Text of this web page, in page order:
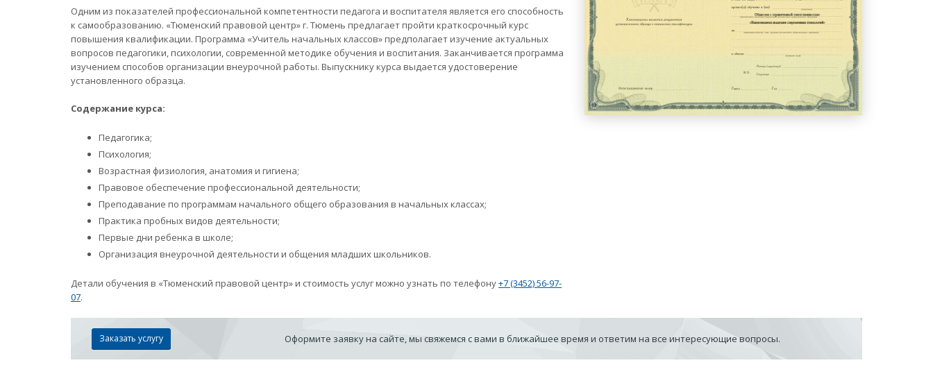
Одним из показателей профессиональной компетентности педагога и воспитателя является его способность
к самообразованию. «Тюменский правовой центр» г. Тюмень предлагает пройти краткосрочный курс
повышения квалификации. Программа «Учитель начальных классов» предполагает изучение актуальных
вопросов педагогики, психологии, современной методике обучения и воспитания. Заканчивается программа
изучением способов организации внеурочной работы. Выпускнику курса выдается удостоверение
установленного образца.
Содержание курса:
Педагогика;
Психология;
Возрастная физиология, анатомия и гигиена;
Правовое обеспечение профессиональной деятельности;
Преподавание по программам начального общего образования в начальных классах;
Практика пробных видов деятельности;
Первые дни ребенка в школе;
Организация внеурочной деятельности и общения младших школьников.
Детали обучения в «Тюменский правовой центр» и стоимость услуг можно узнать по телефону+7 (3452) 56-97-
07.
Заказать услугу Оформите заявку на сайте, мы свяжемся с вами в ближайшее время и ответим на все интересующие вопросы.